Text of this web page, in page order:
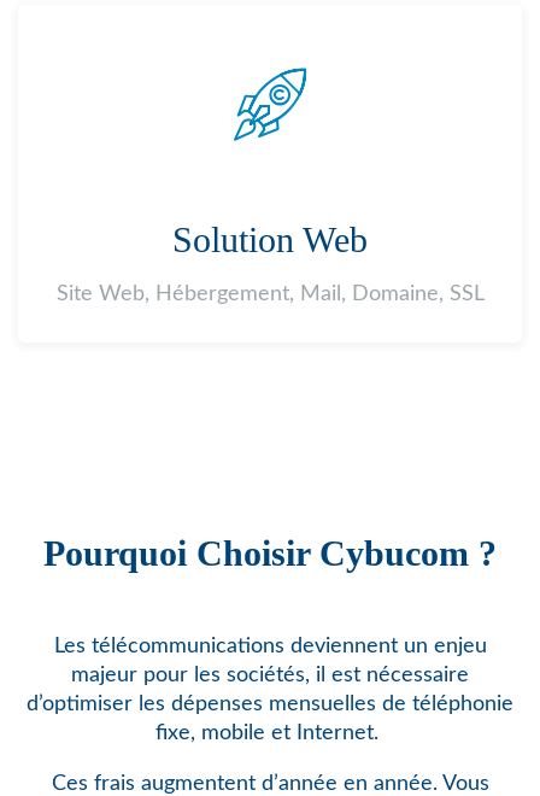
Solution Web
Site Web, Hébergement, Mail, Domaine, SSL
Pourquoi Choisir Cybucom ?
Les télécommunications deviennent un enjeu
majeur pour les sociétés, il est nécessaire
d’optimiser les dépenses mensuelles de téléphonie
fixe, mobile et Internet.
Ces frais augmentent d’année en année. Vous